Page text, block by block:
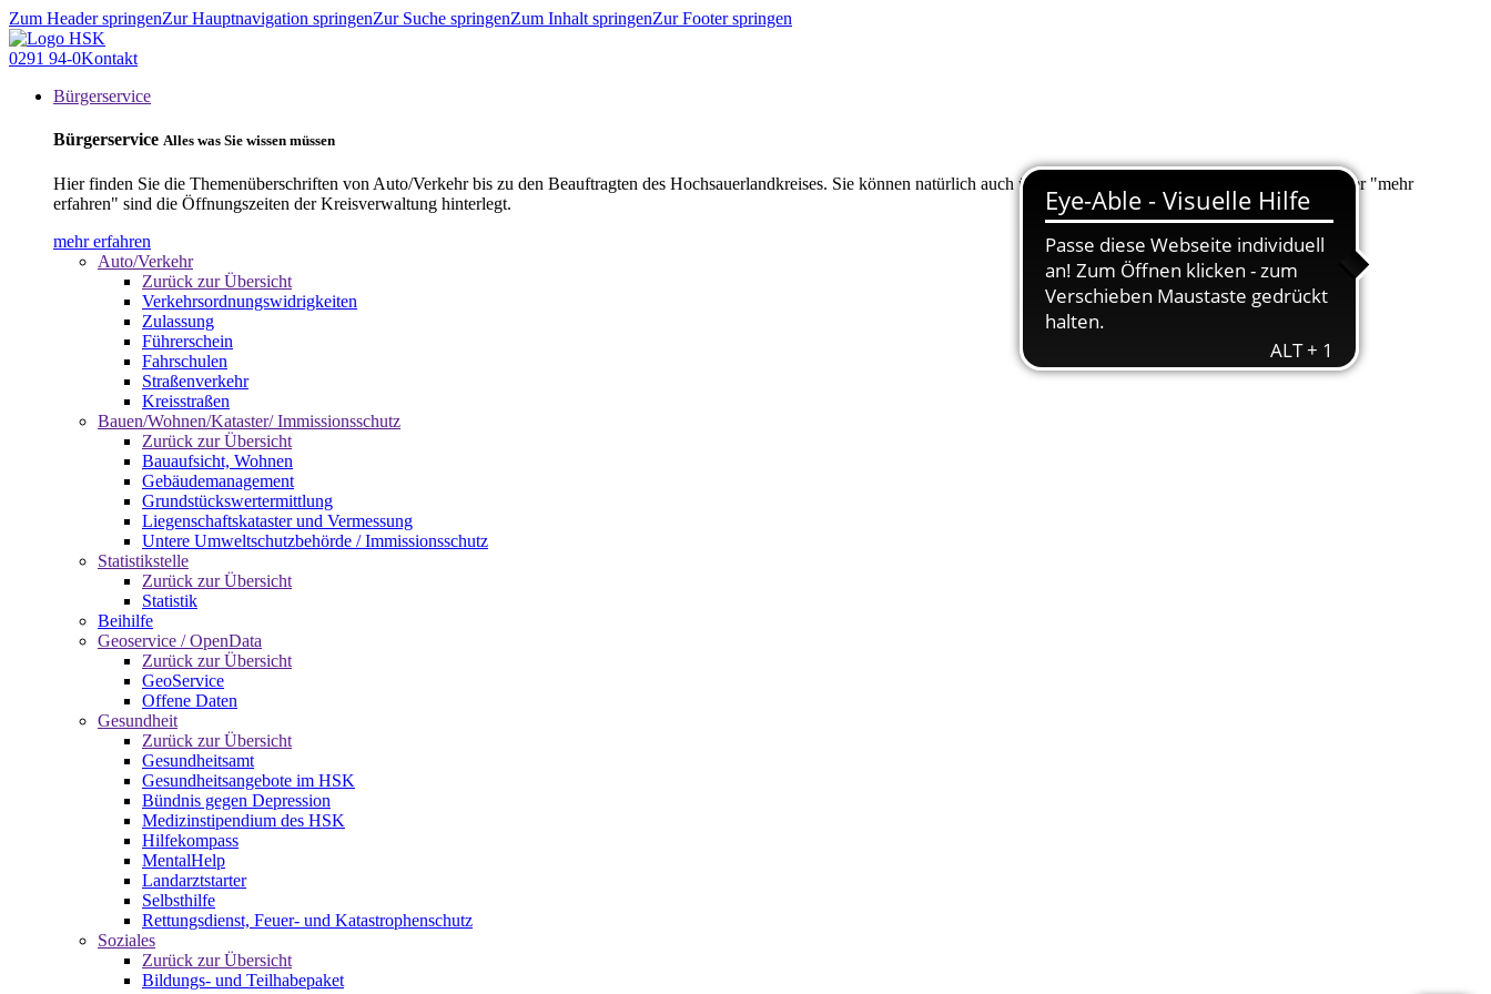
Zum Header springenZur Hauptnavigation springenZur Suche springenZum Inhalt springenZur Footer springen
0291 94-0Kontakt
Bürgerservice
Bürgerservice Alles was Sie wissen müssen
Hier finden Sie die Themenüberschriften von Auto/Verkehr bis zu den Beauftragten des Hochsauerlandkreises. Sie können natürlich auch über "Suche" nach Ihrem Anliegen suchen. Unter "mehr
erfahren" sind die Öffnungszeiten der Kreisverwaltung hinterlegt.
mehr erfahren
Auto/Verkehr
Zurück zur Übersicht
Verkehrsordnungswidrigkeiten
Zulassung
Führerschein
Fahrschulen
Straßenverkehr
Kreisstraßen
Bauen/Wohnen/Kataster/ Immissionsschutz
Zurück zur Übersicht
Bauaufsicht, Wohnen
Gebäudemanagement
Grundstückswertermittlung
Liegenschaftskataster und Vermessung
Untere Umweltschutzbehörde / Immissionsschutz
Statistikstelle
Zurück zur Übersicht
Statistik
Beihilfe
Geoservice / OpenData
Zurück zur Übersicht
GeoService
Offene Daten
Gesundheit
Zurück zur Übersicht
Gesundheitsamt
Gesundheitsangebote im HSK
Bündnis gegen Depression
Medizinstipendium des HSK
Hilfekompass
MentalHelp
Landarztstarter
Selbsthilfe
Rettungsdienst, Feuer- und Katastrophenschutz
Soziales
Zurück zur Übersicht
Bildungs- und Teilhabepaket